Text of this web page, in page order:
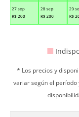
27 sep
R$ 200
28 sep
R$ 200
29
R$
* Los precios y
variar según el período